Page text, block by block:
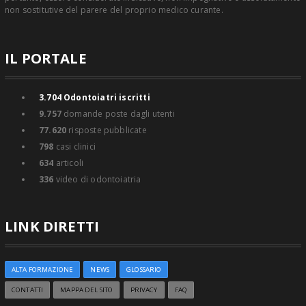
non sostitutive del parere del proprio medico curante.
IL PORTALE
3.704Odontoiatri iscritti
9.757domande poste dagli utenti
77.620 risposte pubblicate
798 casi clinici
634 articoli
336 video di odontoiatria
LINK DIRETTI
ALTA FORMAZIONE NEWS GLOSSARIO
CONTATTI MAPPA DEL SITO PRIVACY FAQ